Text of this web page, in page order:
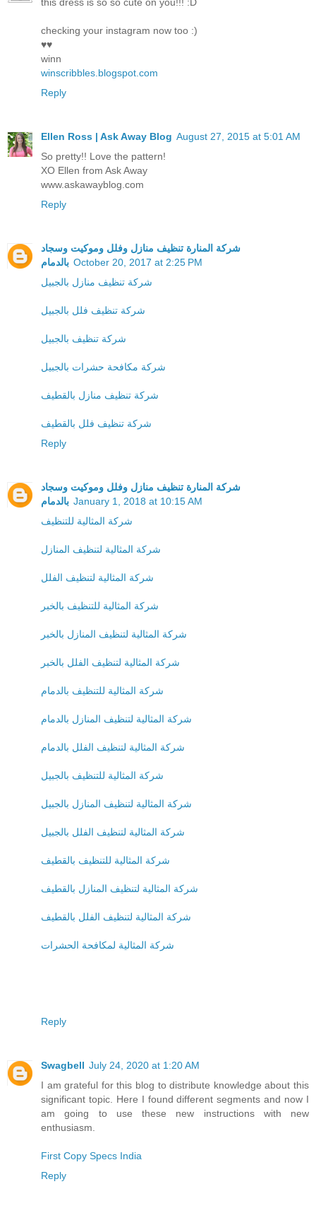
checking your instagram now too :)
♥♥
winn
winscribbles.blogspot.com
Reply
Ellen Ross | Ask Away Blog August 27, 2015 at 5:01 AM
So pretty!! Love the pattern!
XO Ellen from Ask Away
www.askawayblog.com
Reply
شركة المنارة تنظيف منازل وفلل وموكيت وسجاد
بالدمام October 20, 2017 at 2:25 PM
شركة تنظيف منازل بالجبيل
شركة تنظيف فلل بالجبيل
شركة تنظيف بالجبيل
شركة مكافحة حشرات بالجبيل
شركة تنظيف منازل بالقطيف
شركة تنظيف فلل بالقطيف
Reply
شركة المنارة تنظيف منازل وفلل وموكيت وسجاد
بالدمام January 1, 2018 at 10:15 AM
شركة المثالية للتنظيف
شركة المثالية لتنظيف المنازل
شركة المثالية لتنظيف الفلل
شركة المثالية للتنظيف بالخبر
شركة المثالية لتنظيف المنازل بالخبر
شركة المثالية لتنظيف الفلل بالخبر
شركة المثالية للتنظيف بالدمام
شركة المثالية لتنظيف المنازل بالدمام
شركة المثالية لتنظيف الفلل بالدمام
شركة المثالية للتنظيف بالجبيل
شركة المثالية لتنظيف المنازل بالجبيل
شركة المثالية لتنظيف الفلل بالجبيل
شركة المثالية للتنظيف بالقطيف
شركة المثالية لتنظيف المنازل بالقطيف
شركة المثالية لتنظيف الفلل بالقطيف
شركة المثالية لمكافحة الحشرات
Reply
Swagbell July 24, 2020 at 1:20 AM
I am grateful for this blog to distribute knowledge about this
significant topic. Here I found different segments and now I
am going to use these new instructions with new
enthusiasm.
First Copy Specs India
Reply